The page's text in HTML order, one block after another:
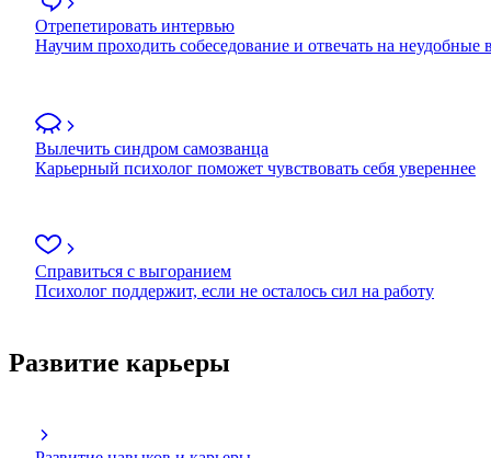
Отрепетировать интервью
Научим проходить собеседование и отвечать на неудобные
Вылечить синдром самозванца
Карьерный психолог поможет чувствовать себя увереннее
Справиться с выгоранием
Психолог поддержит, если не осталось сил на работу
Развитие карьеры